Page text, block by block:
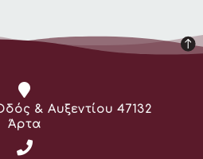
& Αυξεντίου 47132
Άρτα